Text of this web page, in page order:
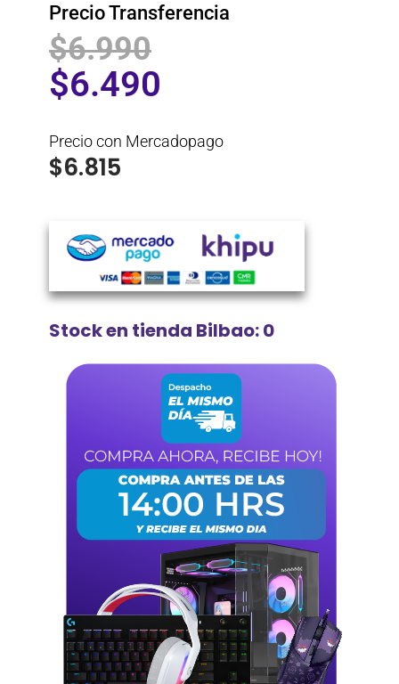
Precio Transferencia
$6.990
$6.490
Precio con Mercadopago
$6.815
Stock en tienda Bilbao: 0